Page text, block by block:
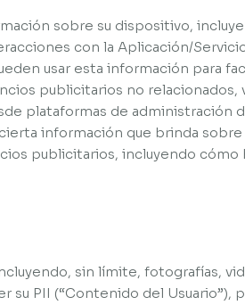
sobre su dispositivo,
con la Aplicación/
usar esta información para
publicitarios no relacionados,
plataformas de administración
información que brinda sobre
publicitarios, incluyendo cómo
sin límite, fotografías,
PII (“Contenido del Usuario”),